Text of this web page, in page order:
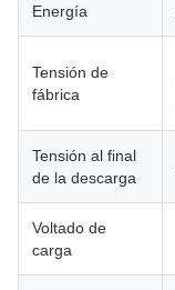
Energía
Tensión de
fábrica
Tensión al final
de la descarga
Voltado de
carga